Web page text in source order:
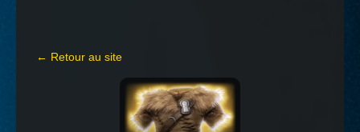
← Retour au site